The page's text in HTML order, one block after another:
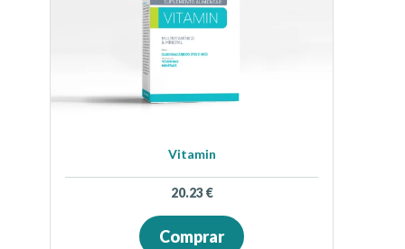
Vitamin
20.23€
Comprar